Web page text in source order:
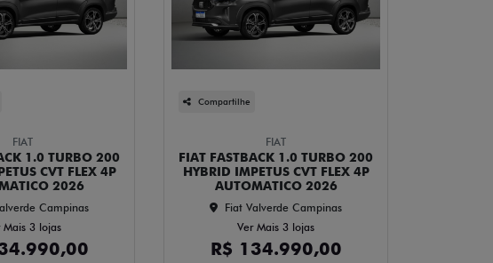
FIAT
1.0 TURBO 200
CVT FLEX 4P
2026
Campinas
Mais 3 lojas
Compartilhe
FIAT
FIAT FASTBACK 1.0 TURBO 200
HYBRID IMPETUS CVT FLEX 4P
AUTOMATICO 2026
Fiat Valverde Campinas
Ver Mais 3 lojas
R$ 134.990,00